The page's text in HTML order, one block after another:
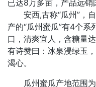
已达8万多亩，产品远销
安西,古称“瓜州”，自
产的“瓜州蜜瓜”有4个
口，清爽宜人，含糖量
有诗赞曰：冰泉浸绿玉
渴心。
瓜州蜜瓜产地范围为